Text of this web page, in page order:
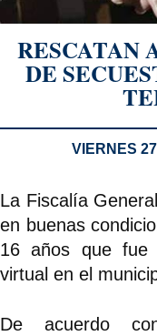
RESCATAN
DE
VIERNES
La Fiscalía
en buenas
16 años que fue
virtual en el
De acuerdo